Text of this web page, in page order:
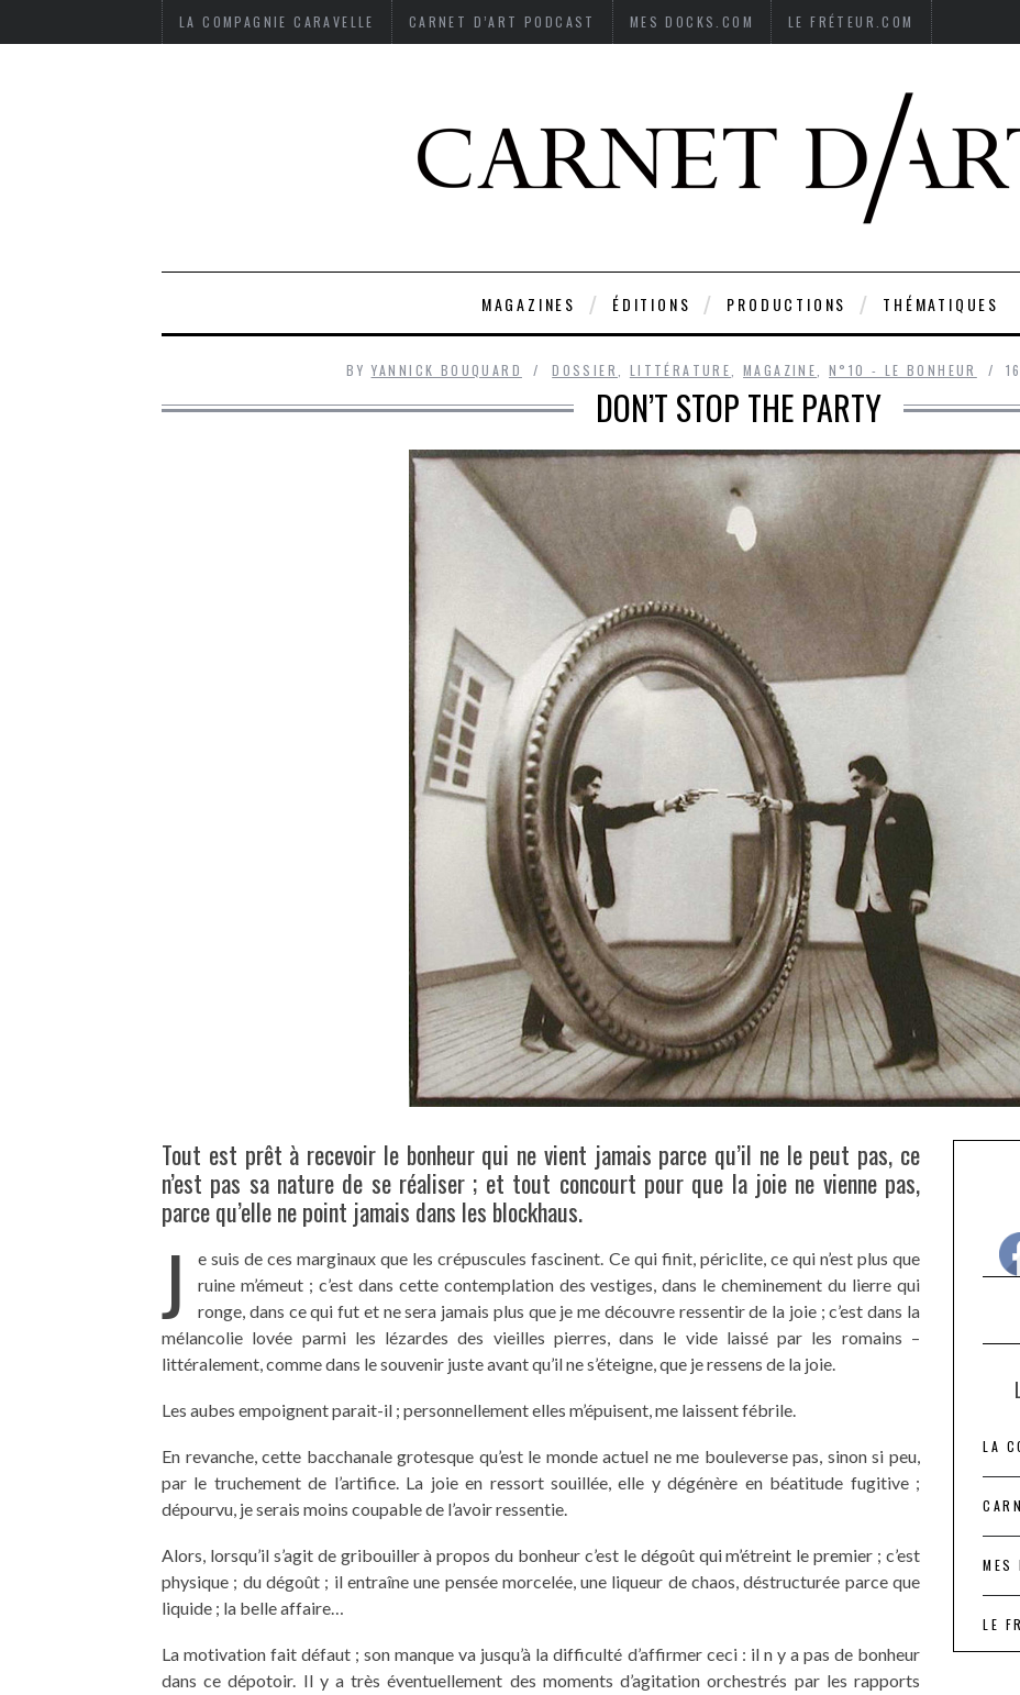
LA COMPAGNIE CARAVELLE CARNET D’ART PODCAST MES DOCKS.COM LE FRÉTEUR.COM
MAGAZINES ÉDITIONS PRODUCTIONS THÉMATIQUES
BY YANNICK BOUQUARD DOSSIER LITTÉRATURE ,MAGAZINE ,N°10 - LE BONHEUR
DON’T STOP THE PARTY
Tout est prêt à recevoir le bonheur qui ne vient jamais parce qu’il ne le peut pas, ce
n’est pas sa nature de se réaliser ; et tout concourt pour que la joie ne vienne pas,
parce qu’elle ne point jamais dans les blockhaus.
J
e suis de ces marginaux que les crépuscules fascinent. Ce qui finit, périclite, ce qui n’est plus que
ruine m’émeut ; c’est dans cette contemplation des vestiges, dans le cheminement du lierre qui
ronge, dans ce qui fut et ne sera jamais plus que je me découvre ressentir de la joie ; c’est dans la
mélancolie lovée parmi les lézardes des vieilles pierres, dans le vide laissé par les romains –
littéralement, comme dans le souvenir juste avant qu’il ne s’éteigne, que je ressens de la joie.
Les aubes empoignent parait-il ; personnellement elles m’épuisent, me laissent fébrile.
En revanche, cette bacchanale grotesque qu’est le monde actuel ne me bouleverse pas, sinon si peu,
par le truchement de l’artifice. La joie en ressort souillée, elle y dégénère en béatitude fugitive ;
dépourvu, je serais moins coupable de l’avoir ressentie.
Alors, lorsqu’il s’agit de gribouiller à propos du bonheur c’est le dégoût qui m’étreint le premier ; c’est
physique ; du dégoût ; il entraîne une pensée morcelée, une liqueur de chaos, déstructurée parce que
liquide ; la belle affaire…
La motivation fait défaut ; son manque va jusqu’à la difficulté d’affirmer ceci : il n y a pas de bonheur
dans ce dépotoir. Il y a très éventuellement des moments d’agitation orchestrés par les rapports
LA
MES
LE